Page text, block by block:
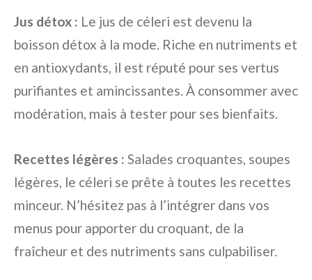
Jus détox : Le jus de céleri est devenu la
boisson détox à la mode. Riche en nutriments et
en antioxydants, il est réputé pour ses vertus
purifiantes et amincissantes. À consommer avec
modération, mais à tester pour ses bienfaits.
Recettes légères : Salades croquantes, soupes
légères, le céleri se prête à toutes les recettes
minceur. N’hésitez pas à l’intégrer dans vos
menus pour apporter du croquant, de la
fraîcheur et des nutriments sans culpabiliser.